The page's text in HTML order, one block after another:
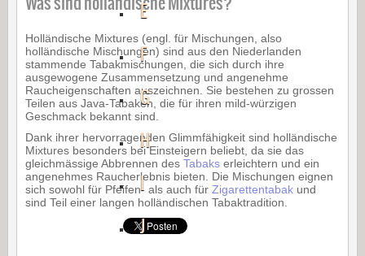
E
F
G
H
I
J
Holländische Mixtures (engl. für Mischungen, also
holländische Mischungen) sind aus den Niederlanden
stammende Tabakmischungen, die sich durch ihre
ausgewogene Zusammensetzung und angenehme
Raucheigenschaften auszeichnen. Sie bestehen zu grossen
Teilen aus Java-Tabaken, die für ihren mild-würzigen
Geschmack bekannt sind.
Dank ihrer hervorragenden Glimmfähigkeit sind holländische
Mixtures besonders bei Einsteigern beliebt, da sie das
gleichmässige Abbrennen des Tabakserleichtern und ein
angenehmes Raucherlebnis bieten. Die Mischungen eignen
sich sowohl für Pfeifen- als auch für Zigarettentabakund
sind Teil einer langen holländischen Tabaktradition.